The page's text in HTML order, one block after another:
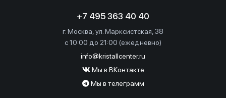
+7 495 363 40 40
г. Москва, ул. Марксистская, 38
c 10:00 до 21:00 (ежедневно)
info@kristallcenter.ru
Мы в ВКонтакте
Мы в телеграмм